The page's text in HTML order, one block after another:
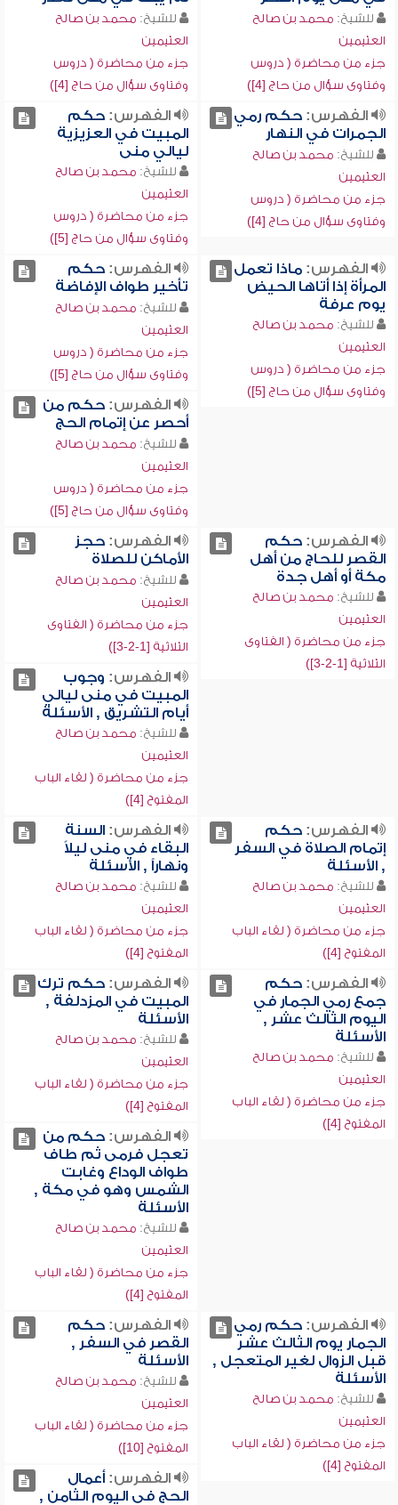
للشيخ: محمد بن صالح
العثيمين
جزء من محاضرة ( دروس
وفتاوى سؤال من حاج [4])
للشيخ: محمد بن صالح
العثيمين
جزء من محاضرة ( دروس
وفتاوى سؤال من حاج [4])
الفهرس:حكم رمي
الجمرات في النهار
للشيخ: محمد بن صالح
العثيمين
جزء من محاضرة ( دروس
وفتاوى سؤال من حاج [4])
الفهرس:حكم
المبيت في العزيزية
ليالي منى
للشيخ: محمد بن صالح
العثيمين
جزء من محاضرة ( دروس
وفتاوى سؤال من حاج [5])
الفهرس:ماذا تعمل
المرأة إذا أتاها الحيض
يوم عرفة
للشيخ: محمد بن صالح
العثيمين
جزء من محاضرة ( دروس
وفتاوى سؤال من حاج [5])
الفهرس:حكم
تأخير طواف الإفاضة
للشيخ: محمد بن صالح
العثيمين
جزء من محاضرة ( دروس
وفتاوى سؤال من حاج [5])
الفهرس:حكم من
أحصر عن إتمام الحج
للشيخ: محمد بن صالح
العثيمين
جزء من محاضرة ( دروس
وفتاوى سؤال من حاج [5])
الفهرس:حكم
القصر للحاج من أهل
مكة أو أهل جدة
للشيخ: محمد بن صالح
العثيمين
جزء من محاضرة ( الفتاوى
الثلاثية [1-2-3])
الفهرس:حجز
الأماكن للصلاة
للشيخ: محمد بن صالح
العثيمين
جزء من محاضرة ( الفتاوى
الثلاثية [1-2-3])
الفهرس: وجوب
المبيت في منى ليالي
أيام التشريق , الأسئلة
للشيخ: محمد بن صالح
العثيمين
جزء من محاضرة ( لقاء الباب
المفتوح [4])
الفهرس:حكم
إتمام الصلاة في السفر
, الأسئلة
للشيخ: محمد بن صالح
العثيمين
جزء من محاضرة ( لقاء الباب
المفتوح [4])
الفهرس:السنة
البقاء في منى ليلاً
ونهاراً , الأسئلة
للشيخ: محمد بن صالح
العثيمين
جزء من محاضرة ( لقاء الباب
المفتوح [4])
الفهرس:حكم
جمع رمي الجمار في
اليوم الثالث عشر ,
الأسئلة
للشيخ: محمد بن صالح
العثيمين
جزء من محاضرة ( لقاء الباب
المفتوح [4])
الفهرس:حكم ترك
المبيت في المزدلفة ,
الأسئلة
للشيخ: محمد بن صالح
العثيمين
جزء من محاضرة ( لقاء الباب
المفتوح [4])
الفهرس:حكم من
تعجل فرمى ثم طاف
طواف الوداع وغابت
الشمس وهو في مكة ,
الأسئلة
للشيخ: محمد بن صالح
العثيمين
جزء من محاضرة ( لقاء الباب
المفتوح [4])
الفهرس:حكم رمي
الجمار يوم الثالث عشر
قبل الزوال لغير المتعجل ,
الأسئلة
للشيخ: محمد بن صالح
العثيمين
جزء من محاضرة ( لقاء الباب
المفتوح [4])
الفهرس:حكم
القصر في السفر ,
الأسئلة
للشيخ: محمد بن صالح
العثيمين
جزء من محاضرة ( لقاء الباب
المفتوح [10])
الفهرس:أعمال
الحج في اليوم الثامن ,